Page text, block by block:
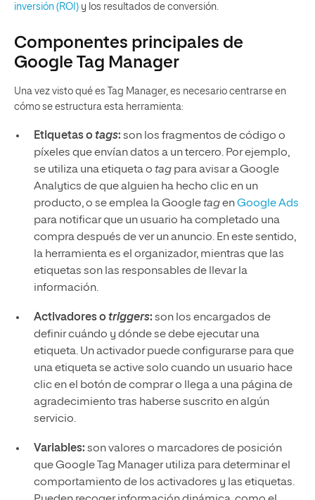
inversión (ROI) y los resultados de conversión.
Componentes principales de
Google Tag Manager
Una vez visto qué es Tag Manager, es necesario centrarse en
cómo se estructura esta herramienta:
Etiquetas otags: son los fragmentos de código o
píxeles que envían datos a un tercero. Por ejemplo,
se utiliza una etiqueta o tag para avisar a Google
Analytics de que alguien ha hecho clic en un
producto, o se emplea la GoogletagenGoogle Ads
para notificar que un usuario ha completado una
compra después de ver un anuncio. En este sentido,
la herramienta es el organizador, mientras que las
etiquetas son las responsables de llevar la
información.
Activadores otriggers: son los encargados de
definir cuándo y dónde se debe ejecutar una
etiqueta. Un activador puede configurarse para que
una etiqueta se active solo cuando un usuario hace
clic en el botón de comprar o llega a una página de
agradecimiento tras haberse suscrito en algún
servicio.
Variables: son valores o marcadores de posición
que Google Tag Manager utiliza para determinar el
comportamiento de los activadores y las etiquetas.